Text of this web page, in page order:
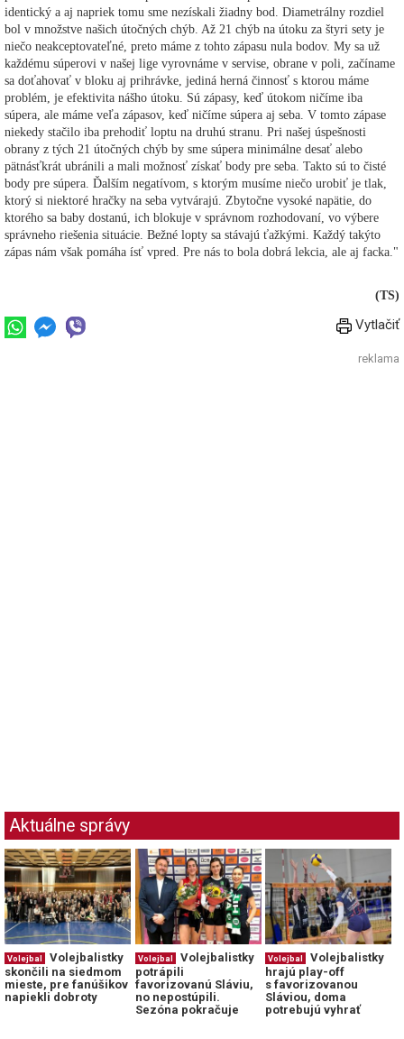
identický a aj napriek tomu sme nezískali žiadny bod. Diametrálny rozdiel
bol v množstve našich útočných chýb. Až 21 chýb na útoku za štyri sety je
niečo neakceptovateľné, preto máme z tohto zápasu nula bodov. My sa už
každému súperovi v našej lige vyrovnáme v servise, obrane v poli, začíname
sa doťahovať v bloku aj prihrávke, jediná herná činnosť s ktorou máme
problém, je efektivita nášho útoku. Sú zápasy, keď útokom ničíme iba
súpera, ale máme veľa zápasov, keď ničíme súpera aj seba. V tomto zápase
niekedy stačilo iba prehodiť loptu na druhú stranu. Pri našej úspešnosti
obrany z tých 21 útočných chýb by sme súpera minimálne desať alebo
pätnásťkrát ubránili a mali možnosť získať body pre seba. Takto sú to čisté
body pre súpera. Ďalším negatívom, s ktorým musíme niečo urobiť je tlak,
ktorý si niektoré hračky na seba vytvárajú. Zbytočne vysoké napätie, do
ktorého sa baby dostanú, ich blokuje v správnom rozhodovaní, vo výbere
správneho riešenia situácie. Bežné lopty sa stávajú ťažkými. Každý takýto
zápas nám však pomáha ísť vpred. Pre nás to bola dobrá lekcia, ale aj facka."
(TS)
Vytlačiť
reklama
Aktuálne správy
Volejbal
Volejbalistky
skončili na siedmom
mieste, pre fanúšikov
napiekli dobroty
Volejbal
Volejbalistky
potrápili
favorizovanú Sláviu,
no nepostúpili.
Sezóna pokračuje
Volejbal
Volejbalistky
hrajú play-off
s favorizovanou
Sláviou, doma
potrebujú vyhrať